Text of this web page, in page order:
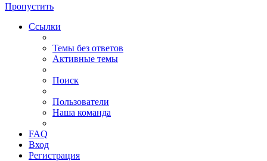
Пропустить
Ссылки
Темы без ответов
Активные темы
Поиск
Пользователи
Наша команда
FAQ
Вход
Регистрация